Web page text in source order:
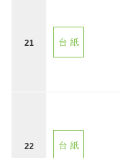
21 台 紙
22 台 紙